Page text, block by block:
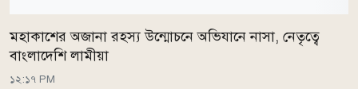
মহাকাশের অজানা রহস্য উন্মোচনে অভিযানে নাসা, নেতৃত্বে
বাংলাদেশি লামীয়া
১২:১৭ PM